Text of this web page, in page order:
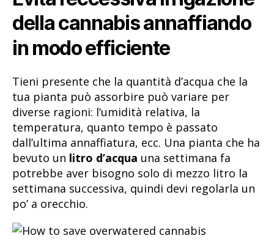
della cannabis annaffiando
in modo efficiente
Tieni presente che la quantità d’acqua che la
tua pianta può assorbire può variare per
diverse ragioni: l’umidità relativa, la
temperatura, quanto tempo è passato
dall’ultima annaffiatura, ecc. Una pianta che ha
bevuto un litro d’acqua una settimana fa
potrebbe aver bisogno solo di mezzo litro la
settimana successiva, quindi devi regolarla un
po’ a orecchio.